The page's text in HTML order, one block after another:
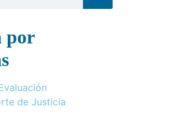
por
de Justicia